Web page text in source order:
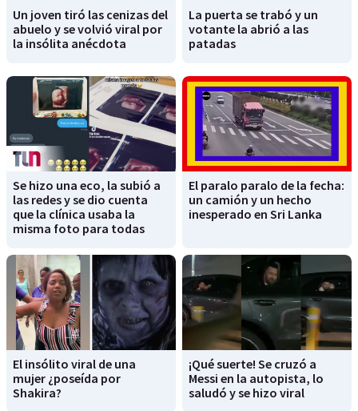
Un joven tiró las cenizas del
abuelo y se volvió viral por
la insólita anécdota
La puerta se trabó y un
votante la abrió a las
patadas
Se hizo una eco, la subió a
las redes y se dio cuenta
que la clínica usaba la
misma foto para todas
El paralo paralo de la fecha:
un camión y un hecho
inesperado en Sri Lanka
El insólito viral de una
mujer ¿poseída por
Shakira?
¡Qué suerte! Se cruzó a
Messi en la autopista, lo
saludó y se hizo viral